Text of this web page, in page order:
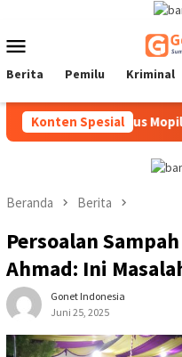
konten
Mobile
Berita Pemilu Kriminal
Konten Spesial
Gubernur, Idrus Mopili:
Beranda Berita
Persoalan
Ahmad: Ini
Gonet Indonesia
Juni 25, 2025